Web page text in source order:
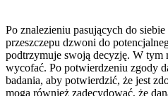
Po znalezieniu pasujących do
przeszczepu dzwoni do
podtrzymuje swoją decyzję. W tym
wycofać. Po potwierdzeniu zgody
badania, aby potwierdzić, że jest
mogą również zadecydować, że